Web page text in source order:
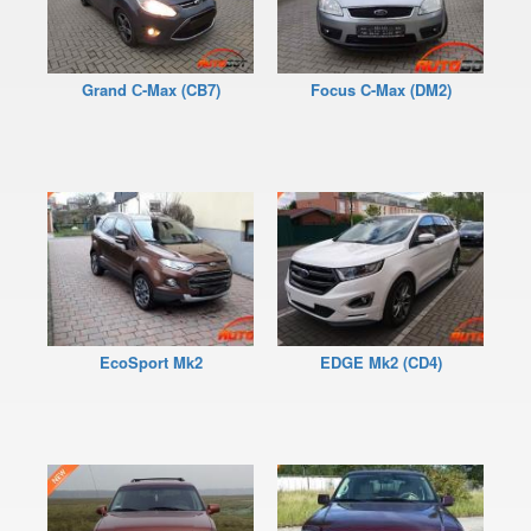
Focus Mk3 С346 (CB8)
Fiesta Mk7 (JA8)
Fiesta Mk8
F-150 XII (P415)
F-150 XIII (P552)
Galaxy Mk2 (VX, VY, WGR)
Galaxy Mk3 (CA1, WA6)
KA Mk3
Grand С-Max (CB7) Focus C-Max (DM2)
EcoSport Mk2 EDGE Mk2 (CD4)